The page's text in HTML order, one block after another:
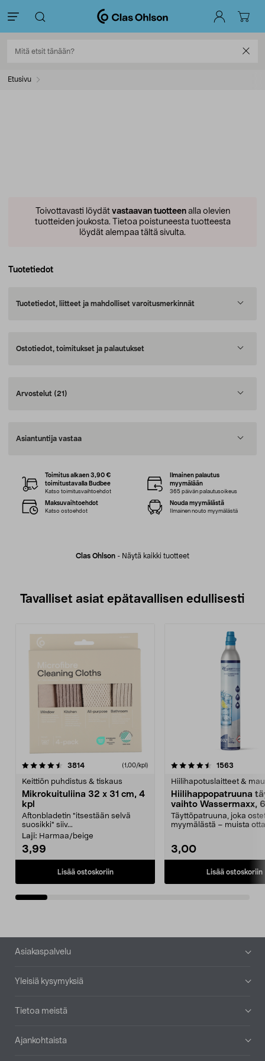
Etusivu
Toivottavasti löydät vastaavan tuotteenalla olevien
tuotteiden joukosta. Tietoa poistuneesta tuotteesta
löydät alempaa tältä sivulta.
Tuotetiedot
Tuotetiedot, liitteet ja mahdolliset varoitusmerkinnät
Ostotiedot, toimitukset ja palautukset
Arvostelut (21)
Asiantuntija vastaa
Clas Ohlson - Näytä kaikki tuotteet
Toimitus alkaen 3,90 €
toimitustavalla Budbee
Katso toimitusvaihtoehdot
Ilmainen palautus
myymälään
365 päivän palautusoikeus
Maksuvaihtoehdot
Katso ostoehdot
Nouda myymälästä
Ilmainen nouto myymälästä
Tavalliset asiat epätavallisen edullisesti
3814arvostelut (1,00/kpl)
Keittiön puhdistus & tiskaus
Mikrokuituliina 32 x 31 cm, 4
kpl
Aftonbladetin "itsestään selvä
suosikki" siiv...
Laji: Harmaa/beige
3,99
Lisää ostoskoriin
4.5viidestä
1563
Hiilihapotuslaitteet &
Hiilihappopatruuna
vaihto Wassermaxx,
Täyttöpatruuna, joka
myymälästä – muista
3,00
Lisää ostoskoriin
4.5viidestä
Alatunniste
Asiakaspalvelu
Yleisiä kysymyksiä
Tietoa meistä
Ajankohtaista